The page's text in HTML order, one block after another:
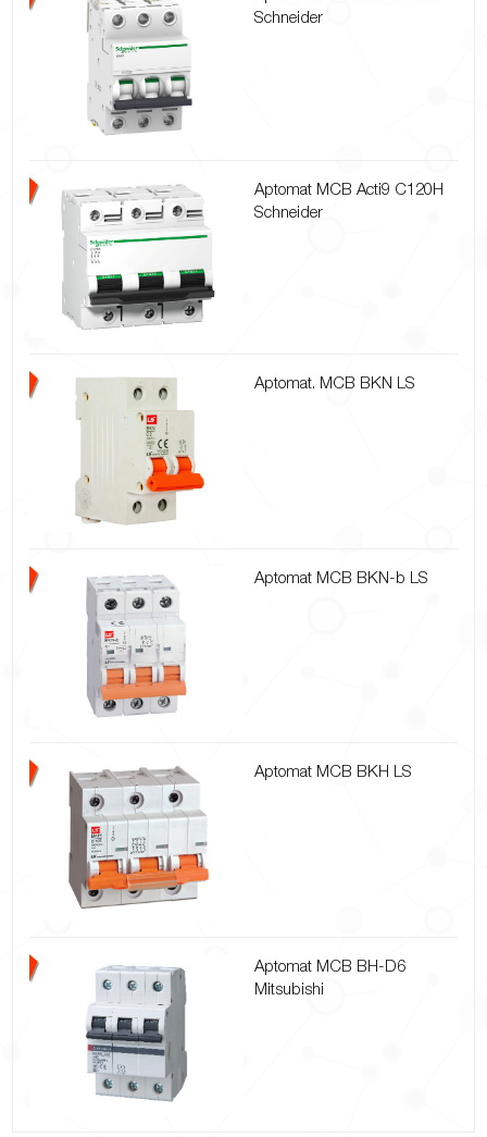
Schneider
Aptomat MCB Acti9 C120H
Schneider
Aptomat. MCB BKN LS
Aptomat MCB BKN-b LS
Aptomat MCB BKH LS
Aptomat MCB BH-D6
Mitsubishi